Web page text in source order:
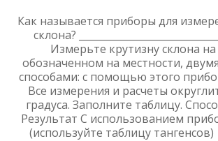
Как называется приборы для
склона?
Измерьте крутизну склона на
обозначенном на местности,
способами: с помощью этого
Все измерения и расчеты
градуса. Заполните таблицу.
Результат С использованием
(используйте таблицу